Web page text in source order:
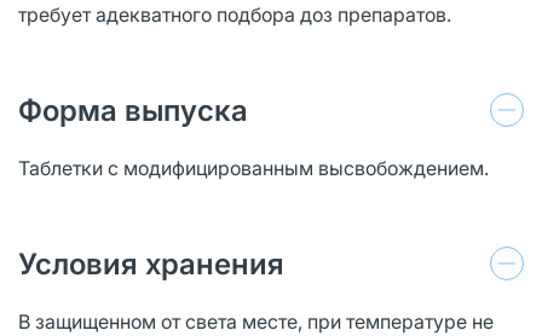
требует адекватного подбора доз препаратов.
Форма выпуска
Таблетки с модифицированным высвобождением.
Условия хранения
В защищенном от света месте, при температуре не